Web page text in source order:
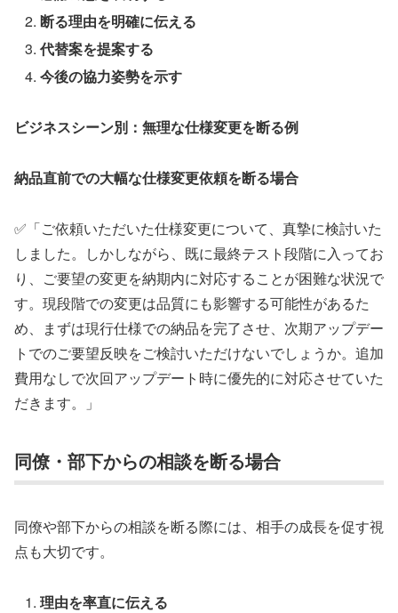
断る理由を明確に伝える
代替案を提案する
今後の協力姿勢を示す
ビジネスシーン別：無理な仕様変更を断る例
納品直前での大幅な仕様変更依頼を断る場合
✅「ご依頼いただいた仕様変更について、真摯に検討いた
しました。しかしながら、既に最終テスト段階に入ってお
り、ご要望の変更を納期内に対応することが困難な状況で
す。現段階での変更は品質にも影響する可能性があるた
め、まずは現行仕様での納品を完了させ、次期アップデー
トでのご要望反映をご検討いただけないでしょうか。追加
費用なしで次回アップデート時に優先的に対応させていた
だきます。」
同僚・部下からの相談を断る場合
同僚や部下からの相談を断る際には、相手の成長を促す視
点も大切です。
理由を率直に伝える